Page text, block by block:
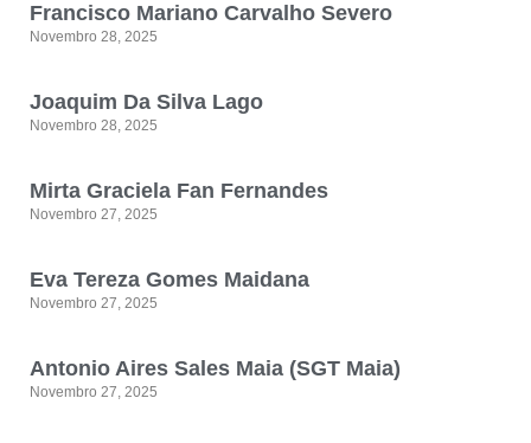
Francisco Mariano Carvalho Severo
Novembro 28, 2025
Joaquim Da Silva Lago
Novembro 28, 2025
Mirta Graciela Fan Fernandes
Novembro 27, 2025
Eva Tereza Gomes Maidana
Novembro 27, 2025
Antonio Aires Sales Maia (SGT Maia)
Novembro 27, 2025